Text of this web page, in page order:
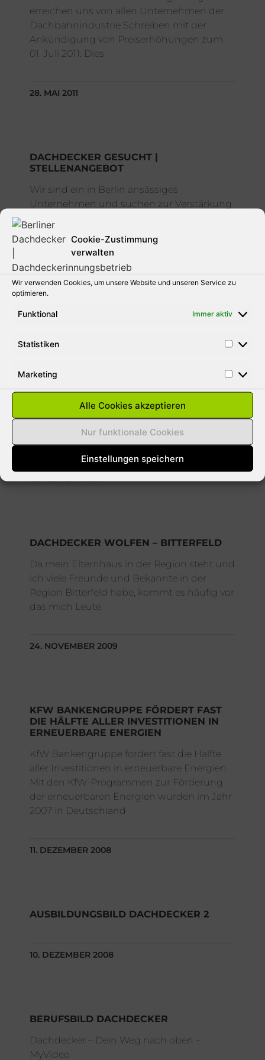
Cookie-Zustimmung
verwalten
Wir verwenden Cookies, um unsere Website und unseren Service zu
optimieren.
Funktional Immer aktiv
Statistiken
Marketing
Alle Cookies akzeptieren
Nur funktionale Cookies
Einstellungen speichern
erreichen uns von allen Unternehmen der
Dachbahnindustrie Schreiben mit der
Ankündigung von Preiserhöhungen zum
01. Juli 2011. Dies
28. MAI 2011
DACHDECKER GESUCHT |
STELLENANGEBOT
Wir sind ein in Berlin ansässiges
Unternehmen und suchen zur Verstärkung
Dachdecker – Dach-, Wand- und
Abdichtungstechnik in Vollzeit.
31. AUGUST 2010
SCHNEELASTEN AUF DÄCHER
Aus gegebenen Anlass weisen wie darauf
hin das bei der momentanen Wetterlage
jeder Hausbesitzer für Schäden durch
meisten versicherungen
12. FEBRUAR 2010
DACHDECKER WOLFEN – BITTERFELD
Da mein Elternhaus in der Region steht und
ich viele Freunde und Bekannte in der
Region Bitterfeld habe, kommt es häufig vor
das mich Leute
24. NOVEMBER 2009
KFW BANKENGRUPPE FÖRDERT FAST
DIE HÄLFTE ALLER INVESTITIONEN IN
ERNEUERBARE ENERGIEN
KfW Bankengruppe fördert fast die Hälfte
aller Investitionen in erneuerbare Energien
Mit den KfW-Programmen zur Förderung
der erneuerbaren Energien wurden im Jahr
2007 in Deutschland
11. DEZEMBER 2008
AUSBILDUNGSBILD DACHDECKER 2
10. DEZEMBER 2008
BERUFSBILD DACHDECKER
Dachdecker – Dein Weg nach oben –
MyVideo